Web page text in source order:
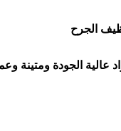
الجرح
الجودة ومتينة